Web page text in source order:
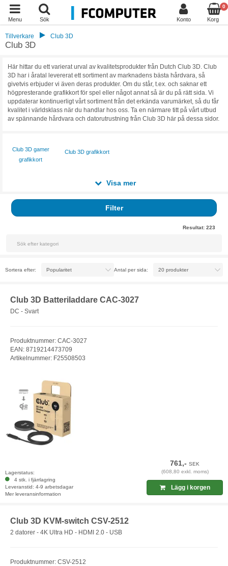
Menu Sök Konto
0
Korg
Tillverkare Club 3D
Club 3D
Här hittar du ett varierat urval av kvalitetsprodukter från Dutch Club 3D. Club
3D har i åratal levererat ett sortiment av marknadens bästa hårdvara, så
givetvis erbjuder vi även deras produkter. Om du står, t.ex. och saknar ett
högpresterande grafikkort för spel eller något annat så är du på rätt sida. Vi
uppdaterar kontinuerligt vårt sortiment från det erkända varumärket, så du får
kvalitet i världsklass när du handlar hos oss. Ta en närmare titt på vårt utbud
av spännande hårdvara och datorutrustning från Club 3D här på dessa sidor.
Club 3D gamer
grafikkort
Club 3D grafikkort
Visa mer
Filter
Resultat: 223
Sortera efter: Antal per sida:
Club 3D Batteriladdare CAC-3027
DC - Svart
Produktnummer: CAC-3027
EAN: 8719214473709
Artikelnummer: F25508503
Lagerstatus:
4 stk. i fjärrlagring
Leveranstid: 4-9 arbetsdagar
Mer leveransinformation
761,-SEK
(608,80 exkl. moms)
Lägg i korgen
Club 3D KVM-switch CSV-2512
2 datorer - 4K Ultra HD - HDMI 2.0 - USB
Produktnummer: CSV-2512